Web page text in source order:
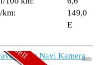
km:
149,0
E